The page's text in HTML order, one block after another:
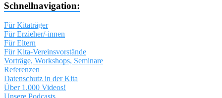
Schnellnavigation:
Für Kitaträger
Für Erzieher/-innen
Für Eltern
Für Kita-Vereinsvorstände
Vorträge, Workshops, Seminare
Referenzen
Datenschutz in der Kita
Über 1.000 Videos!
Unsere Podcasts